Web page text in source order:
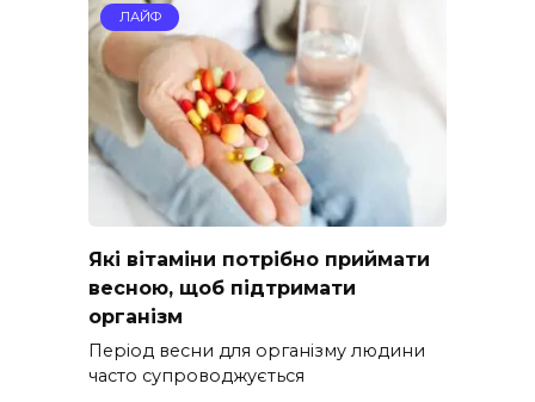
ЛАЙФ
Які вітаміни потрібно приймати
весною, щоб підтримати
організм
Період весни для організму людини
часто супроводжується